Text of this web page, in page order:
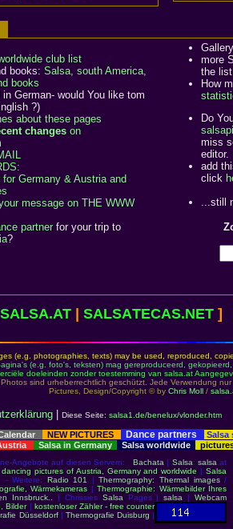
club list
books: Salsa, south America,
books
German- would You like tom
?)
about these pages
changes on
for Germany & Austria and
message on THE WWW
partnerfor your trip to
?
more
the
How
Do
miss
editor.
add
click
...still
SALSA.AT SALSATECAS.NET]
(e.g. photographies, texts) may be used, reproduced,
(e.g. foto's, teksten) mag gereproduceerd,
doeleinden zonder toestemming van salsa.at
sind urheberrechtlich geschützt. Jede Verwendung
Pictures, Design/Copyright © by Chris Moll/
| Diese Seite: salsa1.de/benelux/vlonder.htm
NEW PICTURES Dance partners
Salsa
Salsa in Germany Salsa worldwide
Angebote auf diesen Servern: Bachata | Salsa:salsa .at
pictures of Austria, Germany and worldwide |Salsa
Weitere: Radio 101 |Thermography: Thermal images/
Wärmekameras | Thermographie: Wärmebilder Ihres
Innsbruck.. | Chrissies Salsa Pages |salsa |Webcam
Bilder| kostenloser Zähler - free counter
Düsseldorf| Thermografie Duisburg |